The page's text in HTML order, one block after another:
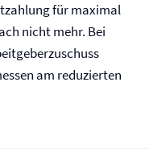
für maximal
nicht mehr. Bei
am reduzierten